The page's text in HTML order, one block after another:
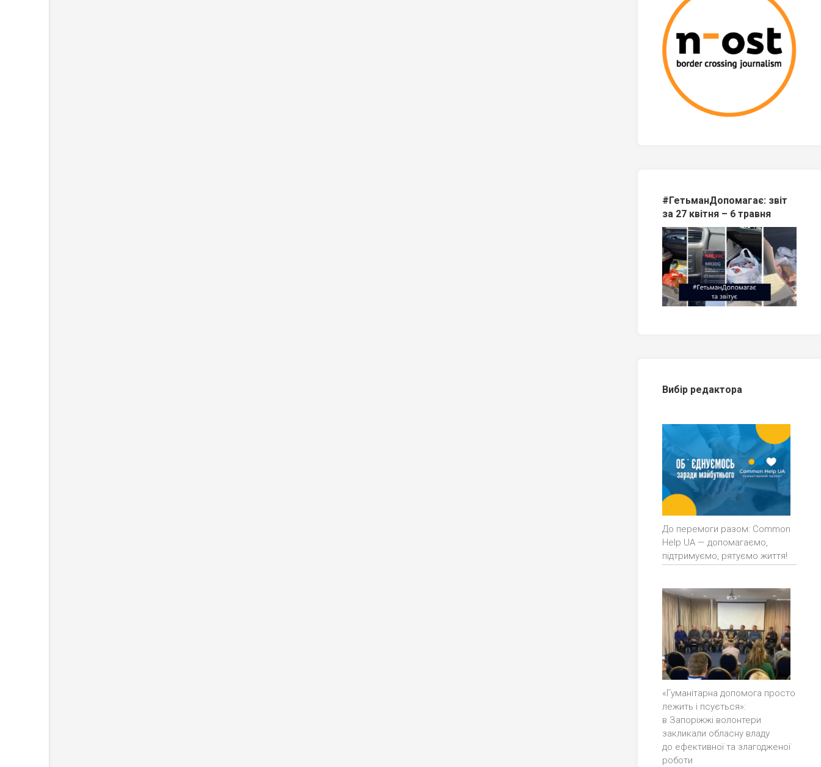
#ГетьманДопомагає: звіт
за 27 квітня – 6 травня
Вибір редактора
До перемоги разом: Common
Help UA — допомагаємо,
підтримуємо, рятуємо життя!
«Гуманітарна допомога просто
лежить і псується»:
в Запоріжжі волонтери
закликали обласну владу
до ефективної та злагодженої
роботи